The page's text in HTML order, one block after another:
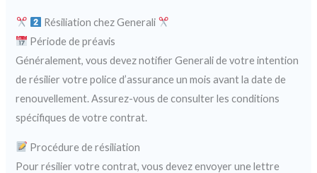
Résiliation chez Generali
Période de préavis
Généralement, vous devez notifier Generali de votre intention
de résilier votre police d’assurance un mois avant la date de
renouvellement. Assurez-vous de consulter les conditions
spécifiques de votre contrat.
Procédure de résiliation
Pour résilier votre contrat, vous devez envoyer une lettre